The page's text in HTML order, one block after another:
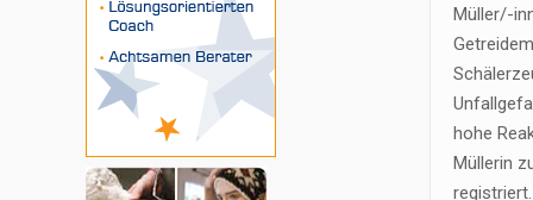
Müller/-
hohe
Müllerin
registriert.